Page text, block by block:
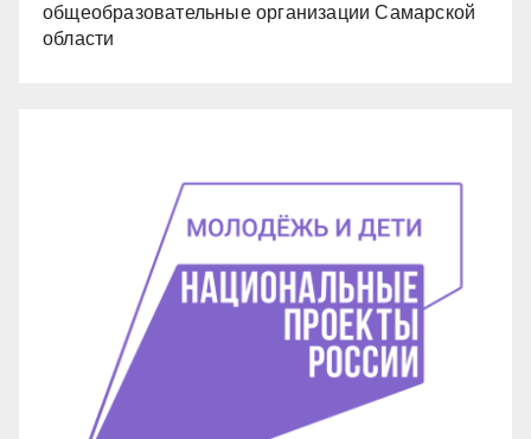
общеобразовательные организации Самарской
области